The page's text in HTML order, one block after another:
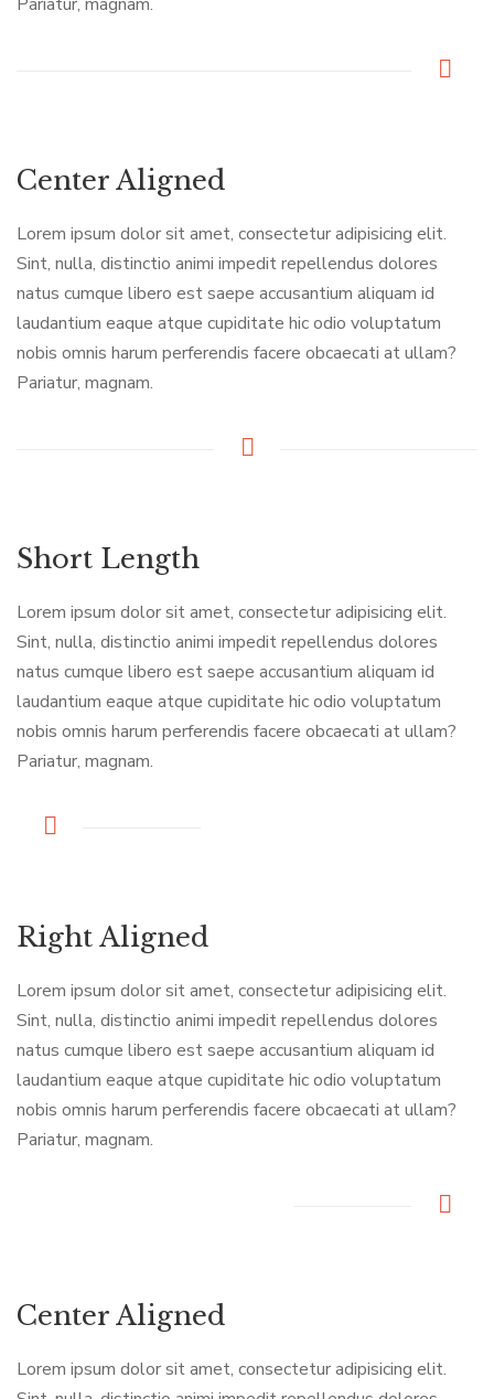
Center Aligned
Lorem ipsum dolor sit amet, consectetur adipisicing elit.
Sint, nulla, distinctio animi impedit repellendus dolores
natus cumque libero est saepe accusantium aliquam id
laudantium eaque atque cupiditate hic odio voluptatum
nobis omnis harum perferendis facere obcaecati at ullam?
Pariatur, magnam.
Short Length
Lorem ipsum dolor sit amet, consectetur adipisicing elit.
Sint, nulla, distinctio animi impedit repellendus dolores
natus cumque libero est saepe accusantium aliquam id
laudantium eaque atque cupiditate hic odio voluptatum
nobis omnis harum perferendis facere obcaecati at ullam?
Pariatur, magnam.
Right Aligned
Lorem ipsum dolor sit amet, consectetur adipisicing elit.
Sint, nulla, distinctio animi impedit repellendus dolores
natus cumque libero est saepe accusantium aliquam id
laudantium eaque atque cupiditate hic odio voluptatum
nobis omnis harum perferendis facere obcaecati at ullam?
Pariatur, magnam.
Center Aligned
Lorem ipsum dolor sit amet, consectetur adipisicing elit.